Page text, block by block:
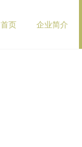
首页 企业简介